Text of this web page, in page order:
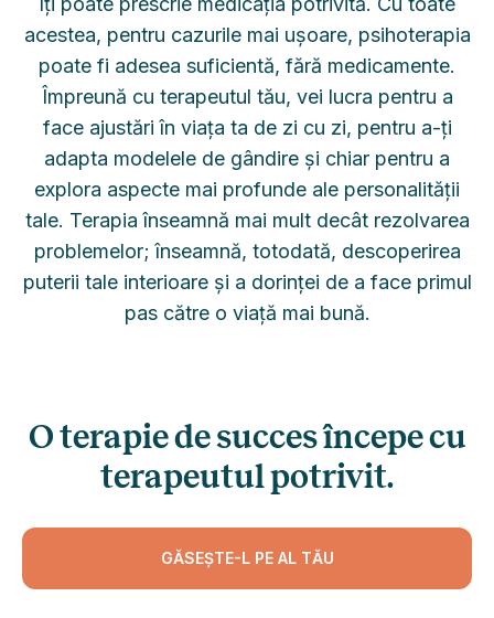
acestea, pentru cazurile mai ușoare, psihoterapia
poate fi adesea suficientă, fără medicamente.
Împreună cu terapeutul tău, vei lucra pentru a
face ajustări în viața ta de zi cu zi, pentru a-ți
adapta modelele de gândire și chiar pentru a
explora aspecte mai profunde ale personalității
tale. Terapia înseamnă mai mult decât rezolvarea
problemelor; înseamnă, totodată, descoperirea
puterii tale interioare și a dorinței de a face primul
pas către o viață mai bună.
O terapie de succes începe cu
terapeutul potrivit.
GĂSEȘTE-L PE AL TĂU